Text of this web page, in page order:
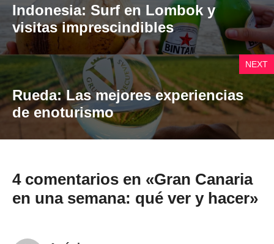
Indonesia: Surf en Lombok y
visitas imprescindibles
NEXT
Rueda: Las mejores experiencias
de enoturismo
4 comentarios en «Gran Canaria
en una semana: qué ver y hacer»